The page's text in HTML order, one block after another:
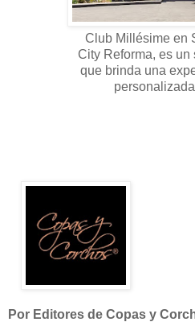
Club Millésime en
City Reforma, es
que brinda una
Por Editores de Copas y